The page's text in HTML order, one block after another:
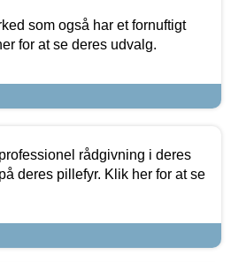
som også har et fornuftigt
for at se deres udvalg.
rådgivning i deres
deres pillefyr. Klik her for at se